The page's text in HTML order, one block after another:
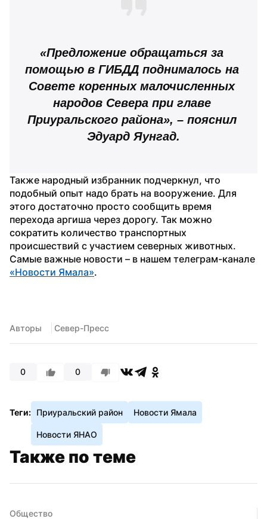
«Предложение обращаться за
помощью в ГИБДД поднималось на
Совете коренных малочисленных
народов Севера при главе
Приуральского района», – пояснил
Эдуард Яунгад.
Также народный избранник подчеркнул, что
подобный опыт надо брать на вооружение. Для
этого достаточно просто сообщить время
перехода аргиша через дорогу. Так можно
сократить количество транспортных
происшествий с участием северных животных.
«Новости Ямала».
Авторы Север-Пресс
0 0
Теги: Приуральский район Новости Ямала
Новости ЯНАО
Также по теме
Общество